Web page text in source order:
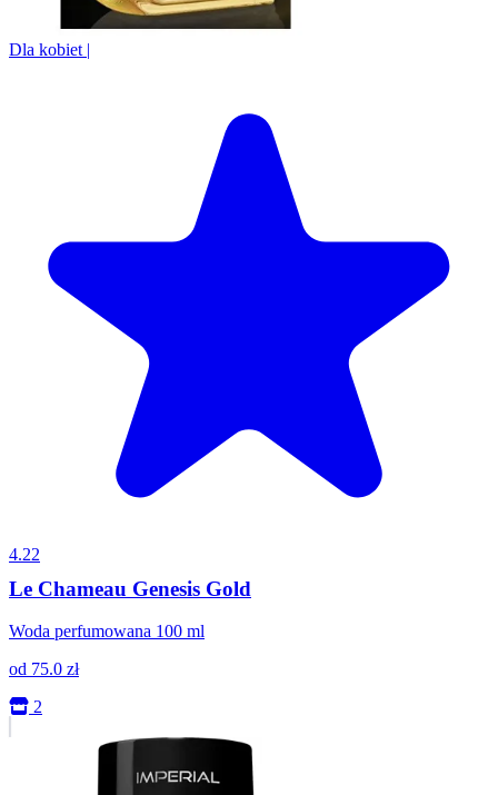
Dla kobiet |
4.22
Le Chameau Genesis Gold
Woda perfumowana 100 ml
od 75.0 zł
2